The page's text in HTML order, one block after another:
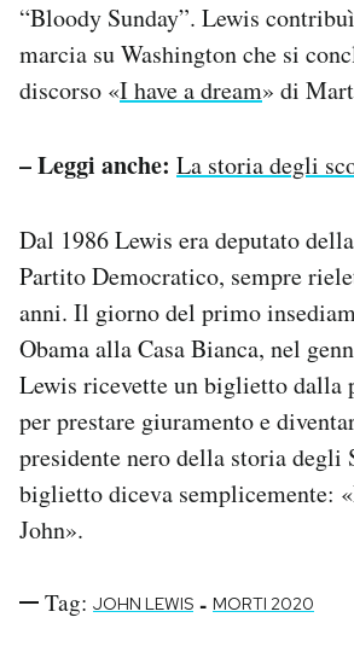
“Bloody Sunday”. Lewis
marcia su Washington che si
discorso «I have a dream» di
– Leggi anche: La storia degli
Dal 1986 Lewis era deputato
Partito Democratico, sempre
anni. Il giorno del primo
Obama alla Casa Bianca, nel
Lewis ricevette un biglietto dalla
per prestare giuramento e
presidente nero della storia
biglietto diceva semplicemente:
John».
Tag: JOHN LEWIS - MORTI 2020